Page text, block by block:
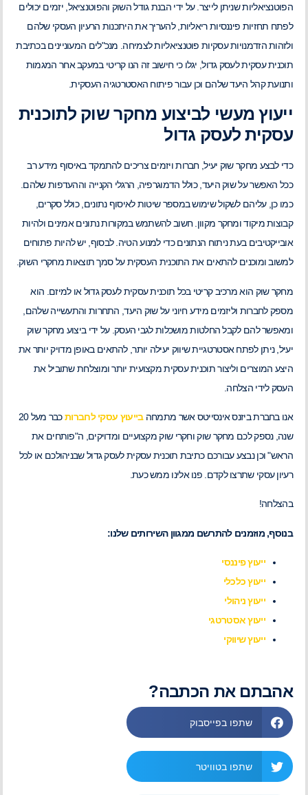
הפוטנציאליות שניתן לייצר. על ידי הבנת גודל השוק והפוטנציאל, יזמים יכולים
לפתח תחזיות פיננסיות ריאליות, להעריך את היתכנות הרעיון העסקי שלהם
ולזהות הזדמנויות עסקיות פוטנציאליות לצמיחה. מנכ"לים המעוניינים בכתיבת
תוכנית עסקית לעסק גדול, יגלו כי חישוב זה הנו קריטי במעקב אחר המגמות
ותנועת קהל היעד שלהם וכן עבור פיתוח האסטרטגיה העסקית.
ייעוץ מעשי לביצוע מחקר שוק לתוכנית
עסקית לעסק גדול
כדי לבצע מחקר שוק יעיל, חברות ויזמים צריכים להתמקד באיסוף מידע רב
ככל האפשר על שוק היעד, כולל הדמוגרפיה, הרגלי הקנייה וההעדפות שלהם.
כמו כן, עליהם לשקול שימוש במספר שיטות לאיסוף נתונים, כולל סקרים,
קבוצות מיקוד ומחקר מקוון. חשוב להשתמש במקורות נתונים אמינים ולהיות
אובייקטיבים בעת ניתוח הנתונים כדי למנוע הטיה. לבסוף, יש להיות פתוחים
למשוב ומוכנים להתאים את התוכנית העסקית על סמך תוצאות מחקרי השוק.
מחקר שוק הוא מרכיב קריטי בכל תוכנית עסקית לעסק גדול או למיזם. הוא
מספק לחברות וליזמים מידע חיוני על שוק היעד, התחרות והתעשייה שלהם,
ומאפשר להם לקבל החלטות מושכלות לגבי העסק. על ידי ביצוע מחקר שוק
יעיל, ניתן לפתח אסטרטגיית שיווק יעילה יותר, להתאים באופן מדויק יותר את
היצע המוצרים וליצור תוכנית עסקית מקצועית יותר ומוצלחת שתוביל את
העסק לידי הצלחה.
אנו בחברת ביזנס אינסייטס אשר מתמחהבייעוץ עסקי לחברות
כבר מעל 20
שנה, נספק לכם מחקר שוק וחקרי שוק מקצועיים ומדויקים, ה"פותחים את
הראש" וכן נבצע עבורכם כתיבת תוכנית עסקית לעסק גדול שבניהולכם או לכל
רעיון עסקי שתרצו לקדם. פנו אלינו ממש כעת.
בהצלחה!
בנוסף, מוזמנים להתרשם ממגוון השירותים שלנו:
ייעוץ פיננסי
ייעוץ כלכלי
ייעוץ ניהולי
ייעוץ אסטרטגי
ייעוץ שיווקי
אהבתם את הכתבה?
שתפו בפייסבוק
שתפו בטוויטר